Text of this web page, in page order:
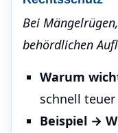
Bei
behördlichen
Warum
schnell
Beispiel →